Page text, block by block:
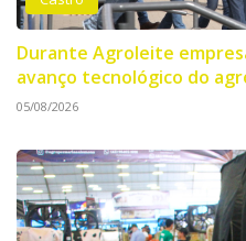
Durante Agroleite
avanço tecnológico do
05/08/2026